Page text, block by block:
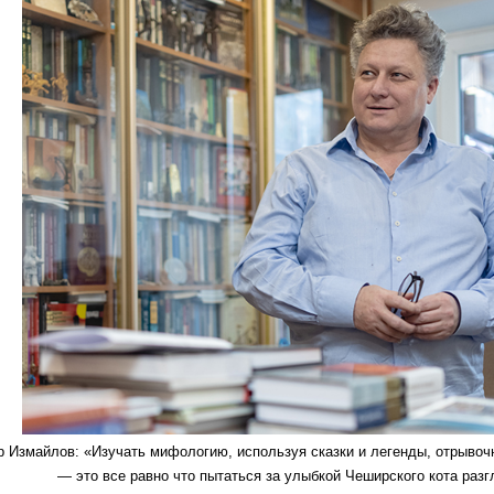
Измайлов: «Изучать мифологию, используя сказки и легенды,
— это все равно что пытаться за улыбкой Чеширского кота